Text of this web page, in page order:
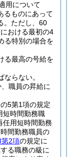
用について
るものにあって
ただし、60
おける最初の4
る特別の場合を
る最高の号給を
らない。
職員の昇給に
5第1項の規定
短時間勤務職
任用短時間勤務
間勤務職員の
2項の規定に
る職務の級に